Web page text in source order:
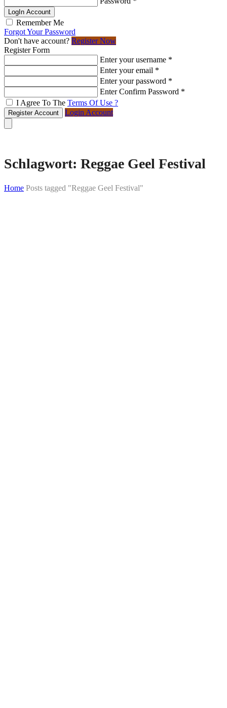
LogIn Account
Remember Me
Forgot Your Password
Don't have account? Register Now
Register Form
Enter your username *
Enter your email *
Enter your password *
Enter Confirm Password *
I Agree To The Terms Of Use ?
Register Account Login Account
Schlagwort: Reggae Geel Festival
Home Posts tagged "Reggae Geel Festival"